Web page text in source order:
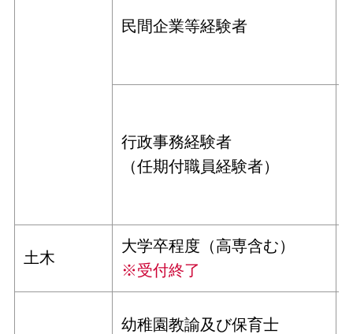
民間企業等経験者
行政事務経験者
（任期付職員経験者）
土木
大学卒程度（高専含む）
※受付終了
幼稚園教諭及び保育士